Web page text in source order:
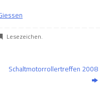
Lesezeichen.
Schaltmotorrollertreffen 2008